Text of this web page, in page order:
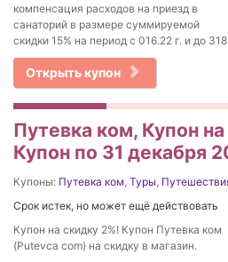
компенсация расходов на приезд в
санаторий в размере суммируемой
скидки 15% на период с 016.22 г. и до
Открыть купон
Путевка ком, Купон
Купон по 31 декабря
Купоны: Путевка ком, Туры,
Срок истек, но может ещё действовать
Купон на скидку 2%! Купон Путевка ком
(Putevca com) на скидку в магазин.